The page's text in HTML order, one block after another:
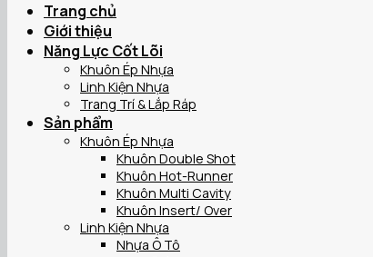
Trang chủ
Giới thiệu
Năng Lực Cốt Lõi
Khuôn Ép Nhựa
Linh Kiện Nhựa
Trang Trí & Lắp Ráp
Sản phẩm
Khuôn Ép Nhựa
Khuôn Double Shot
Khuôn Hot-Runner
Khuôn Multi Cavity
Khuôn Insert/ Over
Linh Kiện Nhựa
Nhựa Ô Tô